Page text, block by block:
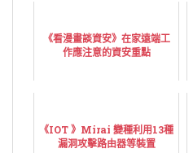
《看漫畫談資安》在家遠端工
作應注意的資安重點
《IOT 》Mirai 變種利用13種
漏洞攻擊路由器等裝置